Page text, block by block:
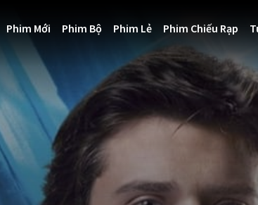
Phim Mới Phim Bộ Phim Lẻ Phim Chiếu Rạp